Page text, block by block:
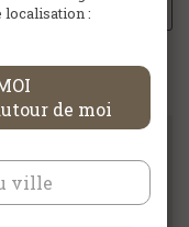
:
de moi